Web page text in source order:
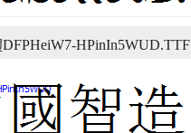
HPinIn5WUD.TTF